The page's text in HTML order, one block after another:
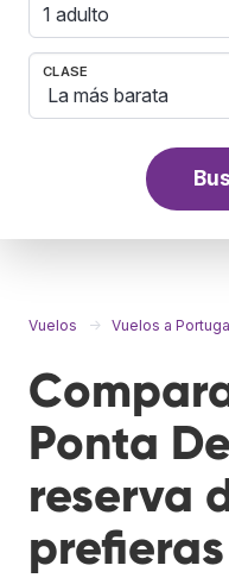
1 adulto
CLASE
Vuelos Vuelos a
Ponta
reserva
prefieras